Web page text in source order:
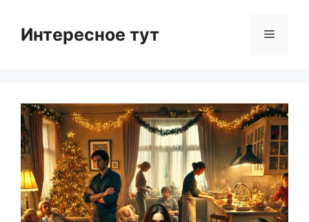
contentИнтересное тут Menu